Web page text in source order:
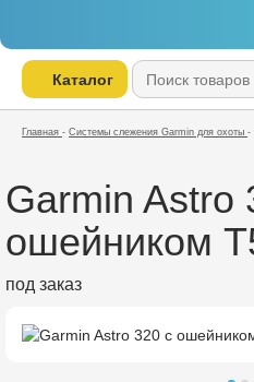
Каталог
Главная - Системы слежения Garmin для охоты -
Garmin Astro
ошейником
под заказ